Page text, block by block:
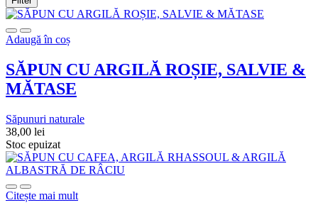
Adaugă în coș
SĂPUN CU ARGILĂ ROȘIE, SALVIE &
MĂTASE
Săpunuri naturale
38,00 lei
Stoc epuizat
Citește mai mult